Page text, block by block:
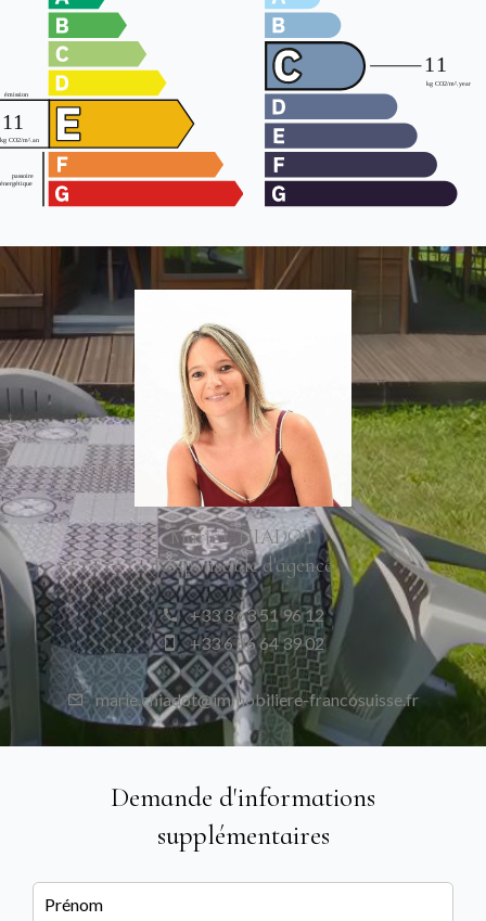
Marie CHIADOT
Responsable d'agence
+33 3 63 51 96 12
+33 6 86 64 39 02
marie.chiadot@immobiliere-francosuisse.fr
Demande d'informations
supplémentaires